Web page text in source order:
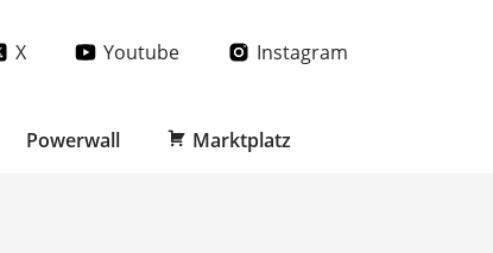
X Youtube Instagram
Powerwall Marktplatz